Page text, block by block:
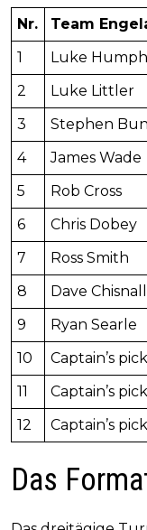
Nr. Team
1
Luke
2
Luke Littler
3
Stephen
4
James Wade
5
Rob Cross
6
Chris Dobey
7
Ross Smith
8
Dave Chisnall
9
Ryan Searle
10
Captain’s pick
11
Captain’s pick
12
Captain’s pick
Das